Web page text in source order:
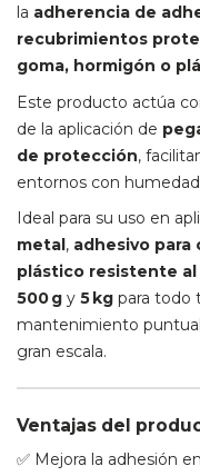
la adherencia de
recubrimientos
goma, hormigón o
Este producto actúa
de la aplicación de
de protección,
entornos con
Ideal para su uso en
metal, adhesivo para
plástico resistente al
500 g y 5 kg para todo
mantenimiento
gran escala.
Ventajas del
✅ Mejora la adhesión